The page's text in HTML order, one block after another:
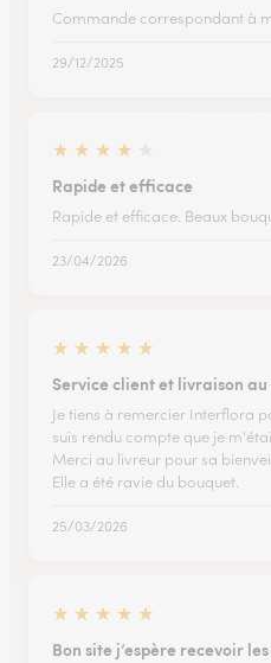
Commande correspondant à
29/12/2025
★ ★ ★ ★
Rapide et efficace
Rapide et efficace. Beaux
23/04/2026
★ ★ ★ ★ ★
Service client et livraison au
Je tiens à remercier Interflora
suis rendu compte que je
Merci au livreur pour sa
Elle a été ravie du bouquet.
25/03/2026
★ ★ ★ ★ ★
Bon site j’espère recevoir